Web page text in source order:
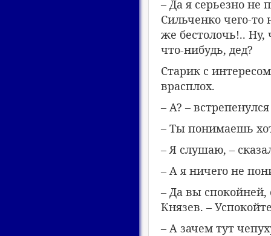
– Да я серьезно не
Сильченко чего-
же бестолочь!..
что-нибудь, дед?
Старик с
врасплох.
– А? –
– Ты понимаешь
– Я слушаю, –
– А я ничего не
– Да вы спокойней,
Князев. –
– А зачем тут